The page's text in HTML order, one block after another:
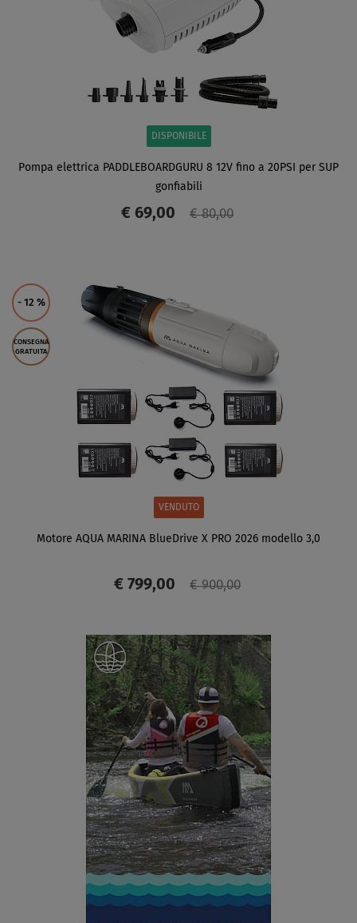
DISPONIBILE
Pompa elettrica PADDLEBOARDGURU 8 12V fino a 20PSI per SUP
gonfiabili
€ 69,00 € 80,00
- 12 %
CONSEGNA
GRATUITA
VENDUTO
Motore AQUA MARINA BlueDrive X PRO 2026 modello 3,0
€ 799,00 € 900,00
SCHERMO